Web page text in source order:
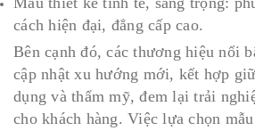
cách hiện đại, đẳng cấp cao.
Bên cạnh đó, các thương hiệu nổi
cập nhật xu hướng mới, kết hợp
dụng và thẩm mỹ, đem lại trải
cho khách hàng. Việc lựa chọn